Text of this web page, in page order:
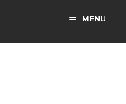
MENU